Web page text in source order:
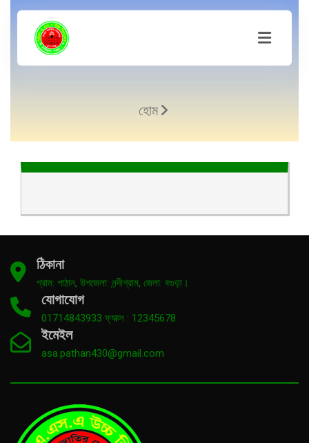
হোম
ঠিকানা
গ্রাম: পাঠান, উপজেলা: নন্দীগ্রাম, জেলা: বগুড়া।
যোগাযোগ
01714843933 ফ্যাক্স : 12345678
ইমেইল
asa.pathan430@gmail.com